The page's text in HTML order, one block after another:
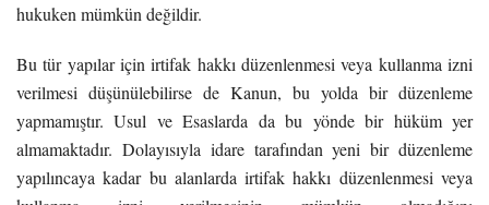
hukuken mümkün değildir.
Bu tür yapılar için irtifak hakkı düzenlenmesi veya kullanma izni
verilmesi düşünülebilirse de Kanun, bu yolda bir düzenleme
yapmamıştır. Usul ve Esaslarda da bu yönde bir hüküm yer
almamaktadır. Dolayısıyla idare tarafından yeni bir düzenleme
yapılıncaya kadar bu alanlarda irtifak hakkı düzenlenmesi veya